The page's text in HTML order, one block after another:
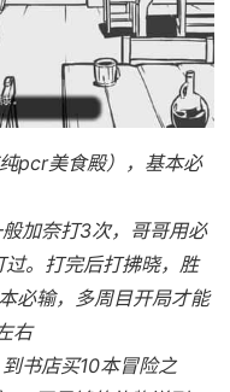
pcr美食殿），基本必
加奈打3次，哥哥用必
。打完后打拂晓，胜
必输，多周目开局才能
右
书店买10本冒险之